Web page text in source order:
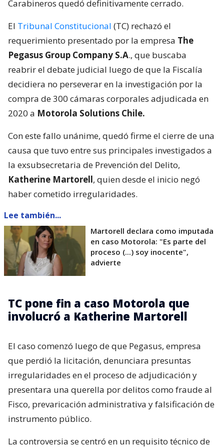
Carabineros quedó definitivamente cerrado.
El Tribunal Constitucional (TC) rechazó el
requerimiento presentado por la empresa The
Pegasus Group Company S.A., que buscaba
reabrir el debate judicial luego de que la Fiscalía
decidiera no perseverar en la investigación por la
compra de 300 cámaras corporales adjudicada en
2020 a Motorola Solutions Chile.
Con este fallo unánime, quedó firme el cierre de una
causa que tuvo entre sus principales investigados a
la exsubsecretaria de Prevención del Delito,
Katherine Martorell, quien desde el inicio negó
haber cometido irregularidades.
Lee también...
Martorell declara como imputada
en caso Motorola: "Es parte del
proceso (...) soy inocente",
advierte
TC pone fin a caso Motorola que
involucró a Katherine Martorell
El caso comenzó luego de que Pegasus, empresa
que perdió la licitación, denunciara presuntas
irregularidades en el proceso de adjudicación y
presentara una querella por delitos como fraude al
Fisco, prevaricación administrativa y falsificación de
instrumento público.
La controversia se centró en un requisito técnico de